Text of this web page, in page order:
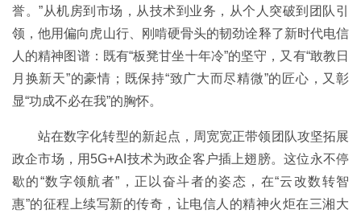
誉。”从机房到市场，从技术到业务，从个人突破到团队引
领，他用偏向虎山行、刚啃硬骨头的韧劲诠释了新时代电信
人的精神图谱：既有“板凳甘坐十年冷”的坚守，又有“敢教日
月换新天”的豪情；既保持“致广大而尽精微”的匠心，又彰
显“功成不必在我”的胸怀。
站在数字化转型的新起点，周宽宽正带领团队攻坚拓展
政企市场，用5G+AI技术为政企客户插上翅膀。这位永不停
歇的“数字领航者”，正以奋斗者的姿态，在“云改数转智
惠”的征程上续写新的传奇，让电信人的精神火炬在三湘大